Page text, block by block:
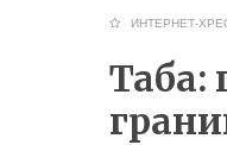
ИНТЕРНЕТ-
Таба: